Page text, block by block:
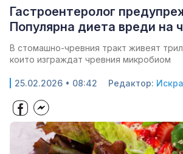
Гастроентеролог
Популярна диета вреди на
В стомашно-чревния тракт живеят
които изграждат чревния микробиом
25.02.2026 • 08:42 Редактор: